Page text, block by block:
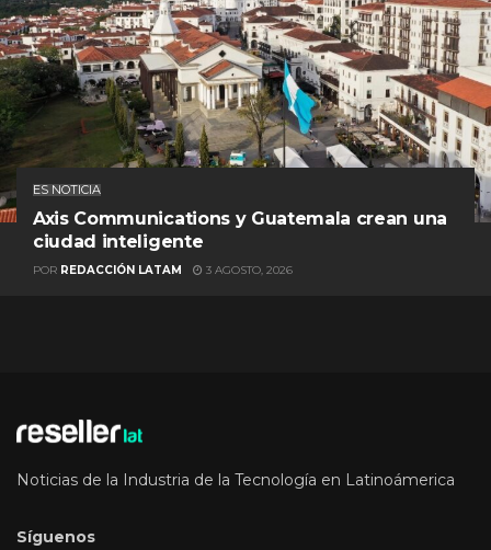
ES NOTICIA
Axis Communications y Guatemala crean una
ciudad inteligente
POR REDACCIÓN LATAM 3 AGOSTO, 2026
Noticias de la Industria de la Tecnología en Latinoámerica
Síguenos